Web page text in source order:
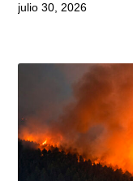
julio 30, 2026